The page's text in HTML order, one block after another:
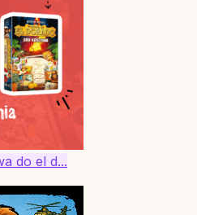
do el d...